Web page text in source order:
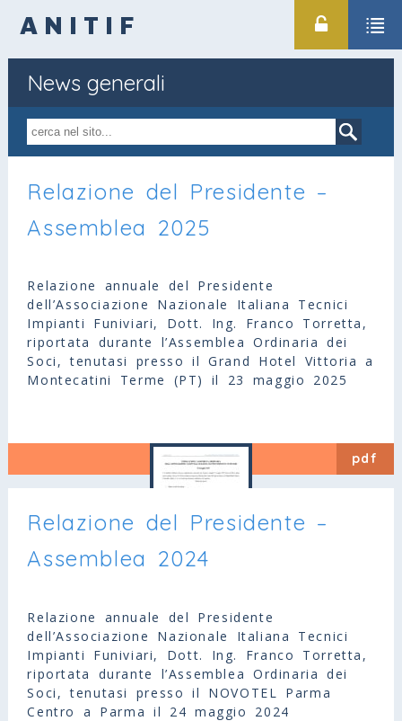
ANITIF
News generali
Relazione del Presidente –
Assemblea 2025
Relazione annuale del Presidente
dell’Associazione Nazionale Italiana Tecnici
Impianti Funiviari, Dott. Ing. Franco Torretta,
riportata durante l’Assemblea Ordinaria dei
Soci, tenutasi presso il Grand Hotel Vittoria a
Montecatini Terme (PT) il 23 maggio 2025
pdf
Relazione del Presidente –
Assemblea 2024
Relazione annuale del Presidente
dell’Associazione Nazionale Italiana Tecnici
Impianti Funiviari, Dott. Ing. Franco Torretta,
riportata durante l’Assemblea Ordinaria dei
Soci, tenutasi presso il NOVOTEL Parma
Centro a Parma il 24 maggio 2024